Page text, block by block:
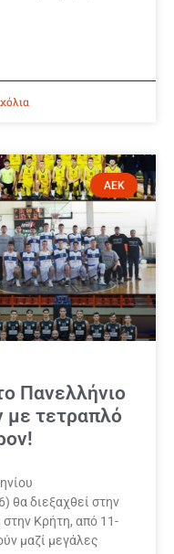
ΑΕΚ
Πανελλήνιο
τετραπλό
θα διεξαχθεί στην
Κρήτη, από 11-
μαζί μεγάλες